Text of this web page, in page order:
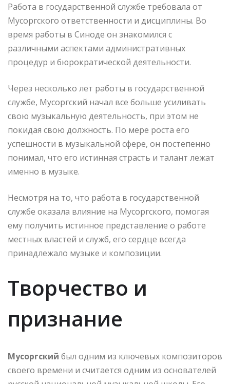
Работа в государственной службе требовала от
Мусоргского ответственности и дисциплины. Во
время работы в Синоде он знакомился с
различными аспектами административных
процедур и бюрократической деятельности.
Через несколько лет работы в государственной
службе, Мусоргский начал все больше усиливать
свою музыкальную деятельность, при этом не
покидая свою должность. По мере роста его
успешности в музыкальной сфере, он постепенно
понимал, что его истинная страсть и талант лежат
именно в музыке.
Несмотря на то, что работа в государственной
службе оказала влияние на Мусоргского, помогая
ему получить истинное представление о работе
местных властей и служб, его сердце всегда
принадлежало музыке и композиции.
Творчество и
признание
Мусоргский был одним из ключевых композиторов
своего времени и считается одним из основателей